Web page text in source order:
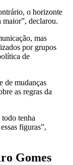
o horizonte
maior”, declarou.
mas
por grupos
de
de mudanças
as regras da
tenha
figuras”,
Gomes